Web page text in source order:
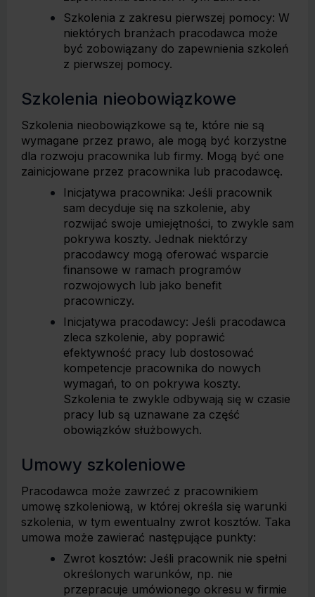
Szkolenia z zakresu pierwszej pomocy: W
niektórych branżach pracodawca może
być zobowiązany do zapewnienia szkoleń
z pierwszej pomocy.
Szkolenia nieobowiązkowe
Szkolenia nieobowiązkowe są te, które nie są
wymagane przez prawo, ale mogą być korzystne
dla rozwoju pracownika lub firmy. Mogą być one
zainicjowane przez pracownika lub pracodawcę.
Inicjatywa pracownika: Jeśli pracownik
sam decyduje się na szkolenie, aby
rozwijać swoje umiejętności, to zwykle sam
pokrywa koszty. Jednak niektórzy
pracodawcy mogą oferować wsparcie
finansowe w ramach programów
rozwojowych lub jako benefit
pracowniczy.
Inicjatywa pracodawcy: Jeśli pracodawca
zleca szkolenie, aby poprawić
efektywność pracy lub dostosować
kompetencje pracownika do nowych
wymagań, to on pokrywa koszty.
Szkolenia te zwykle odbywają się w czasie
pracy lub są uznawane za część
obowiązków służbowych.
Umowy szkoleniowe
Pracodawca może zawrzeć z pracownikiem
umowę szkoleniową, w której określa się warunki
szkolenia, w tym ewentualny zwrot kosztów. Taka
umowa może zawierać następujące punkty:
Zwrot kosztów: Jeśli pracownik nie spełni
określonych warunków, np. nie
przepracuje umówionego okresu w firmie